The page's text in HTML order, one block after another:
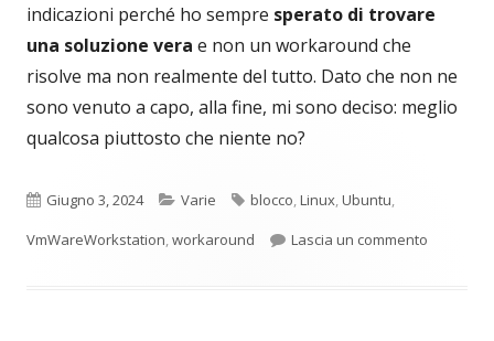
indicazioni perché ho sempre sperato di trovare
una soluzione vera e non un workaround che
risolve ma non realmente del tutto. Dato che non ne
sono venuto a capo, alla fine, mi sono deciso: meglio
qualcosa piuttosto che niente no?
Pubblicato
Giugno 3, 2024 Categorie
Varie Tag
blocco,Linux,Ubuntu,
VmWareWorkstation,workaround Lascia un commento